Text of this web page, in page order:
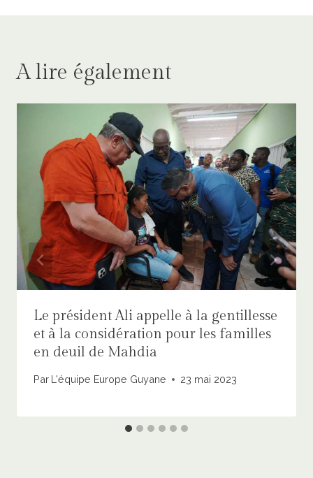
A lire également
Le président Ali appelle à la gentillesse
et à la considération pour les familles
en deuil de Mahdia
Par L'équipe Europe Guyane 23 mai 2023